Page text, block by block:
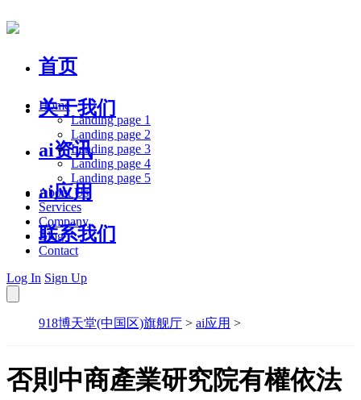
首页
关于我们
ai资讯
ai应用
联系我们
Home
Landing page 1
Landing page 2
Landing page 3
Landing page 4
Landing page 5
About Us
Services
Company
Blog
Contact
Log In Sign Up
918博天堂(中国区)旗舰厅 > ai应用 >
否則中商產業研究院有權依法